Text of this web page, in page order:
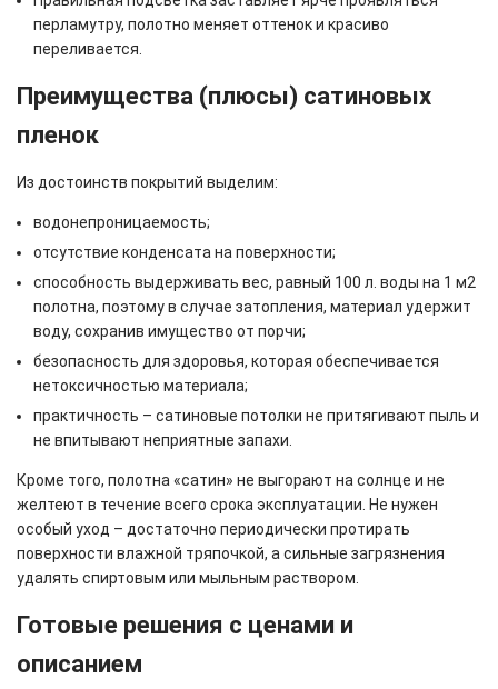
перламутру, полотно меняет оттенок и красиво
переливается.
Преимущества (плюсы) сатиновых
пленок
Из достоинств покрытий выделим:
водонепроницаемость;
отсутствие конденсата на поверхности;
способность выдерживать вес, равный 100 л. воды на 1 м2
полотна, поэтому в случае затопления, материал удержит
воду, сохранив имущество от порчи;
безопасность для здоровья, которая обеспечивается
нетоксичностью материала;
практичность – сатиновые потолки не притягивают пыль и
не впитывают неприятные запахи.
Кроме того, полотна «сатин» не выгорают на солнце и не
желтеют в течение всего срока эксплуатации. Не нужен
особый уход – достаточно периодически протирать
поверхности влажной тряпочкой, а сильные загрязнения
удалять спиртовым или мыльным раствором.
Готовые решения с ценами и
описанием